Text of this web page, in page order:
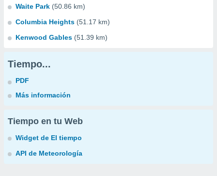
Waite Park (50.86 km)
Columbia Heights (51.17 km)
Kenwood Gables (51.39 km)
Tiempo...
PDF
Más información
Tiempo en tu Web
Widget de El tiempo
API de Meteorología